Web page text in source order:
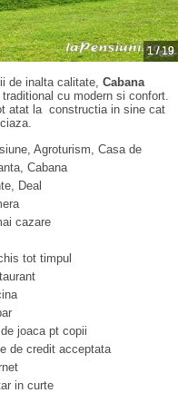
1/19
de inalta calitate, Cabana
cu modern si confort.
atat la constructia in sine cat
Agroturism, Casa de
Cabana
Deal
cazare
tot timpul
joaca pt copii
de credit acceptata
in curte